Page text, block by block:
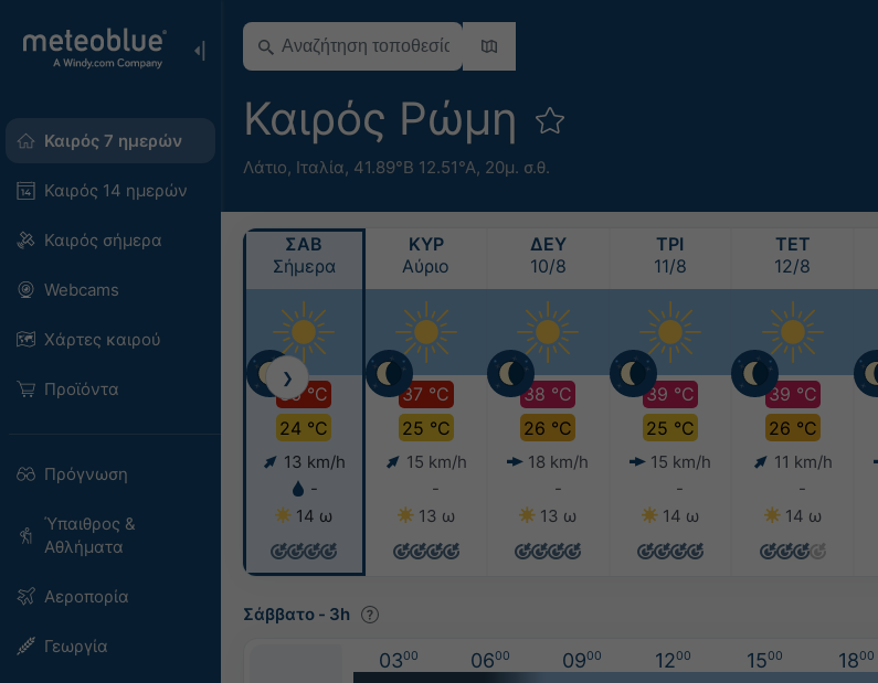
Καιρός 7 ημερών
Καιρός 14 ημερών
Καιρός σήμερα
Webcams
Χάρτες καιρού
Προϊόντα
Πρόγνωση
Ύπαιθρος &
Αθλήματα
Αεροπορία
Γεωργία
Καιρός Ρώμη
Λάτιο, Ιταλία, 41.89°Β 12.51°Α, 20μ. σ.θ.
ΣΑΒ
Σήμερα
36 °C
24 °C
13 km/h
-
14 ω
ΚΥΡ
Αύριο
37 °C
25 °C
15 km/h
-
13 ω
ΔΕΥ
10/8
38 °C
26 °C
18 km/h
-
13 ω
ΤΡΙ
11/8
39 °C
25 °C
15 km/h
-
14 ω
ΤΕΤ
12/8
39 °C
26 °C
11 km/h
-
14 ω
❯
Σάββατο - 3h
0300 0600 0900 1200 1500 1800